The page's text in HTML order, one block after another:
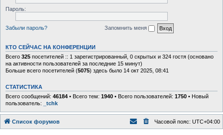
Пароль:
Забыли пароль? Запомнить меня
КТО СЕЙЧАС НА КОНФЕРЕНЦИИ
Всего 325 посетителей :: 1 зарегистрированный, 0 скрытых и 324 гостя (основано
на активности пользователей за последние 15 минут)
Больше всего посетителей (5075) здесь было 14 окт 2025, 08:41
СТАТИСТИКА
Всего сообщений: 46184 • Всего тем: 1940 • Всего пользователей: 1750 • Новый
пользователь:
_tchk
Список форумов Часовой пояс: UTC+04:00